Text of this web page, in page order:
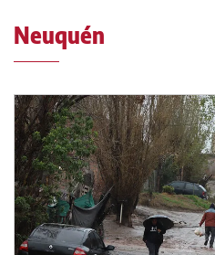
Neuquén